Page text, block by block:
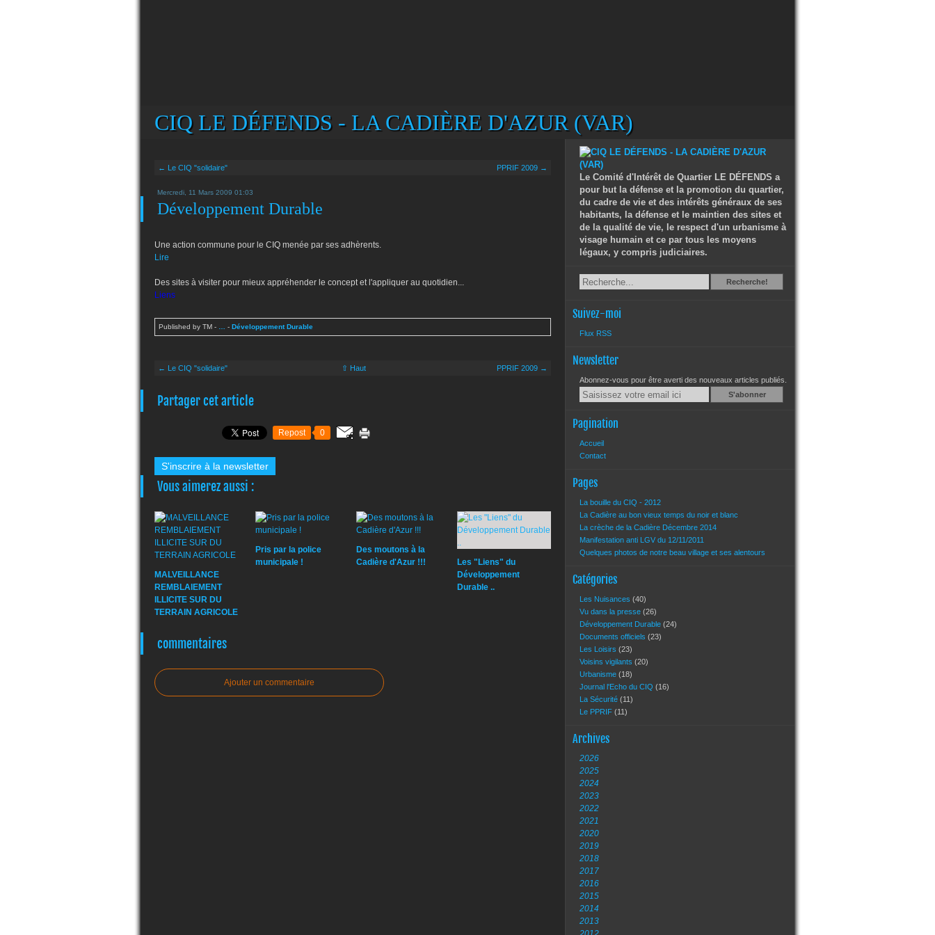
CIQ LE DÉFENDS - LA CADIÈRE D'AZUR (VAR)
← Le CIQ "solidaire" PPRIF 2009 →
Mercredi, 11 Mars 2009 01:03
Développement Durable
Une action commune pour le CIQ menée par ses adhèrents.
Lire
Des sites à visiter pour mieux appréhender le concept et l'appliquer au quotidien...
Liens
Published by TM - - Développement Durable
← Le CIQ "solidaire" ⇧ Haut PPRIF 2009 →
Partager cet article
Repost 0
S'inscrire à la newsletter
Vous aimerez aussi :
MALVEILLANCE
REMBLAIEMENT
ILLICITE SUR DU
TERRAIN AGRICOLE
Pris par la police
municipale !
Des moutons à la
Cadière d'Azur !!!
Les "Liens" du
Développement
Durable ..
commentaires
Ajouter un commentaire
Le Comité d'Intérêt de Quartier LE DÉFENDS a
pour but la défense et la promotion du quartier,
du cadre de vie et des intérêts généraux de ses
habitants, la défense et le maintien des sites et
de la qualité de vie, le respect d'un urbanisme à
visage humain et ce par tous les moyens
légaux, y compris judiciaires.
RechercheRecherche!
Suivez-moi
Flux RSS
Newsletter
Abonnez-vous pour être averti des nouveaux articles publiés.
Email
Pagination
Accueil
Contact
Pages
La bouille du CIQ - 2012
La Cadière au bon vieux temps du noir et blanc
La crèche de la Cadière Décembre 2014
Manifestation anti LGV du 12/11/2011
Quelques photos de notre beau village et ses alentours
Catégories
Les Nuisances (40)
Vu dans la presse (26)
Développement Durable (24)
Documents officiels (23)
Les Loisirs (23)
Voisins vigilants (20)
Urbanisme (18)
Journal l'Echo du CIQ (16)
La Sécurité (11)
Le PPRIF (11)
Archives
2026
2025
2024
2023
2022
2021
2020
2019
2018
2017
2016
2015
2014
2013